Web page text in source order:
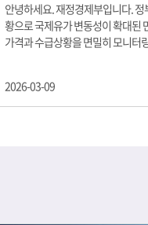
안녕하세요. 재정경제부입니다. 정
황으로 국제유가 변동성이 확대된
가격과 수급상황을 면밀히 모니터
고 추세적 흐름을 보여주는 근원물
승 향후 지정학적 요인, 기상여건
2026-03-09